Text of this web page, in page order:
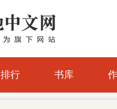
排行 书库